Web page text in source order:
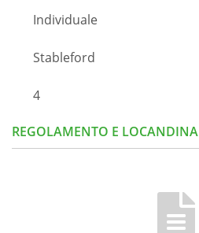
Individuale
Stableford
4
REGOLAMENTO E LOCANDINA